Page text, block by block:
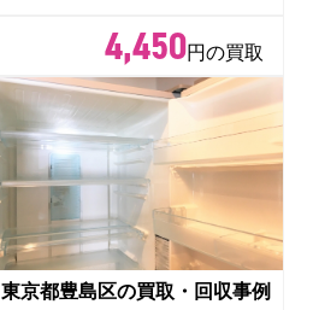
4,450円の買取
東京都豊島区の買取・回収事例